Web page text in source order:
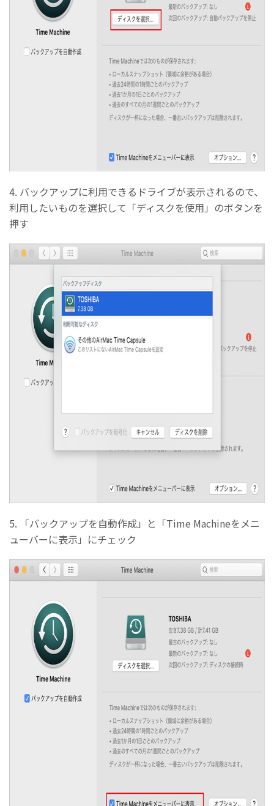
4. バックアップに利用できるドライブが表示されるので、
利用したいものを選択して「ディスクを使用」のボタンを
押す
5. 「バックアップを自動作成」と「Time Machineをメニ
ューバーに表示」にチェック